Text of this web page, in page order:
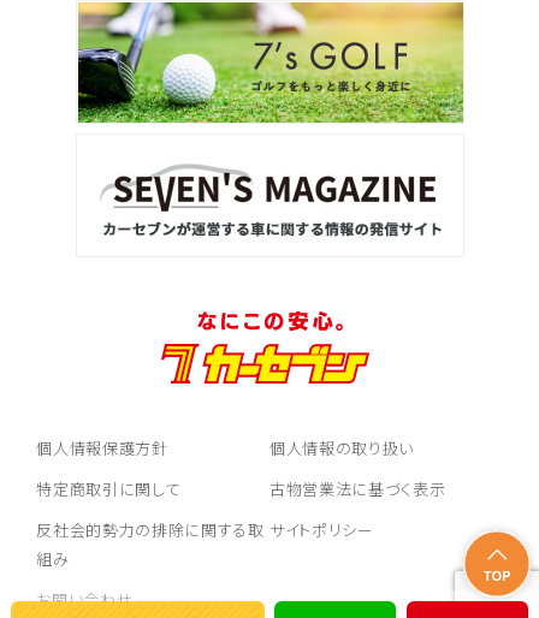
個人情報保護方針
個人情報の取り扱い
特定商取引に関して
古物営業法に基づく表示
反社会的勢力の排除に関する取
組み
サイトポリシー
お問い合わせ